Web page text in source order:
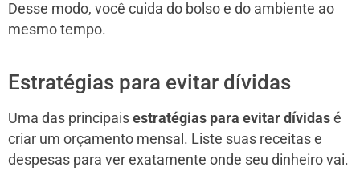
Desse modo, você cuida do bolso e do ambiente ao
mesmo tempo.
Estratégias para evitar dívidas
Uma das principais estratégias para evitar dívidas é
criar um orçamento mensal. Liste suas receitas e
despesas para ver exatamente onde seu dinheiro vai.